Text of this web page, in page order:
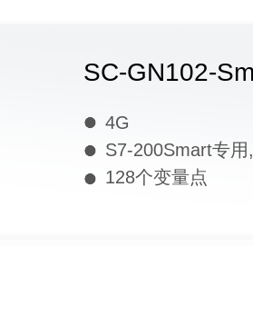
SC-GN102-
4G
S7-200Smart专用,
128个变量点